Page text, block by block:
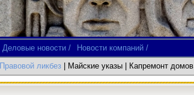
Деловые новости /
Новости компаний /
Правовой ликбез
| Майские указы Капремонт домов